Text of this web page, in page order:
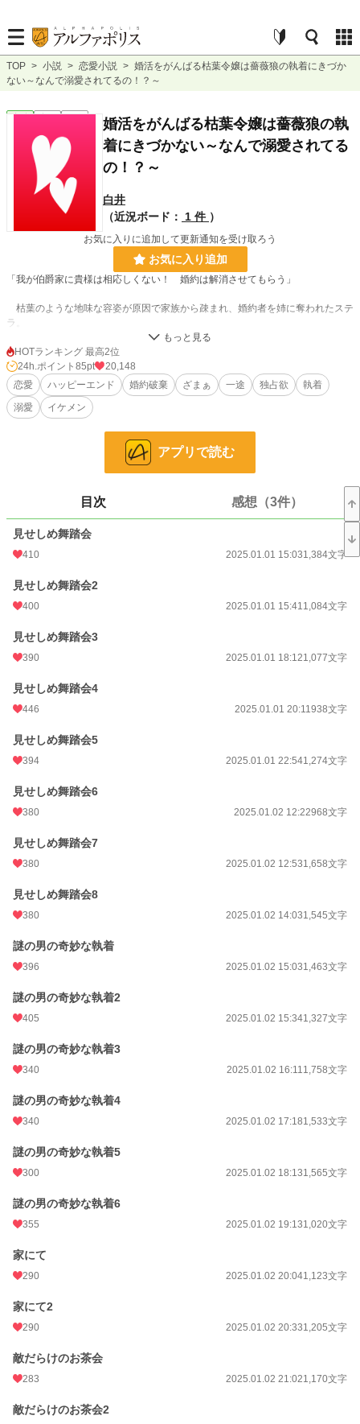
TOP > 小説 > 恋愛小説 > 婚活をがんばる枯葉令嬢は薔薇狼の執着にきづか
ない～なんで溺愛されてるの！？～
恋愛 完結 長編
婚活をがんばる枯葉令嬢は薔薇狼の執
着にきづかない～なんで溺愛されてる
の！？～
白井
（近況ボード：
1 件 ）
お気に入りに追加して更新通知を受け取ろう
お気に入り追加
「我が伯爵家に貴様は相応しくない！ 婚約は解消させてもらう」
枯葉のような地味な容姿が原因で家族から疎まれ、婚約者を姉に奪われたステ
ラ。
土下座を強要され自分が悪いと納得しようとしたその時、謎の美形が跪いて手
に口づけをする。
「美しき我が光……。やっと、お会いできましたね」
あなた誰！？
やたら綺麗な怪しい男から逃げようとするが、彼の執着は枯葉令嬢ステラの想
小説 12,048 位 / 228,847 件
24h.ポイント
文字数 111,444
更新日時
初回公開日時 2025.01.01 15:03
初回完結日時
週間ポイント 344 pt (18,461 位)
年間ポイント 44,922 pt (11,303 位)
HOTランキング 最高2位
24h.ポイント 85pt
20,148
恋愛
ハッピーエンド 婚約破棄 ざまぁ 一途 独占欲
執着
溺愛
イケメン
アプリで読む
目次 感想（3件）
見せしめ舞踏会
410 2025.01.01 15:031,384文字
見せしめ舞踏会2
400 2025.01.01 15:411,084文字
見せしめ舞踏会3
390 2025.01.01 18:121,077文字
見せしめ舞踏会4
446 2025.01.01 20:11938文字
見せしめ舞踏会5
394 2025.01.01 22:541,274文字
見せしめ舞踏会6
380 2025.01.02 12:22968文字
見せしめ舞踏会7
380 2025.01.02 12:531,658文字
見せしめ舞踏会8
380 2025.01.02 14:031,545文字
謎の男の奇妙な執着
396 2025.01.02 15:031,463文字
謎の男の奇妙な執着2
405 2025.01.02 15:341,327文字
謎の男の奇妙な執着3
340 2025.01.02 16:111,758文字
謎の男の奇妙な執着4
340 2025.01.02 17:181,533文字
謎の男の奇妙な執着5
300 2025.01.02 18:131,565文字
謎の男の奇妙な執着6
355 2025.01.02 19:131,020文字
家にて
290 2025.01.02 20:041,123文字
家にて2
290 2025.01.02 20:331,205文字
敵だらけのお茶会
283 2025.01.02 21:021,170文字
敵だらけのお茶会2